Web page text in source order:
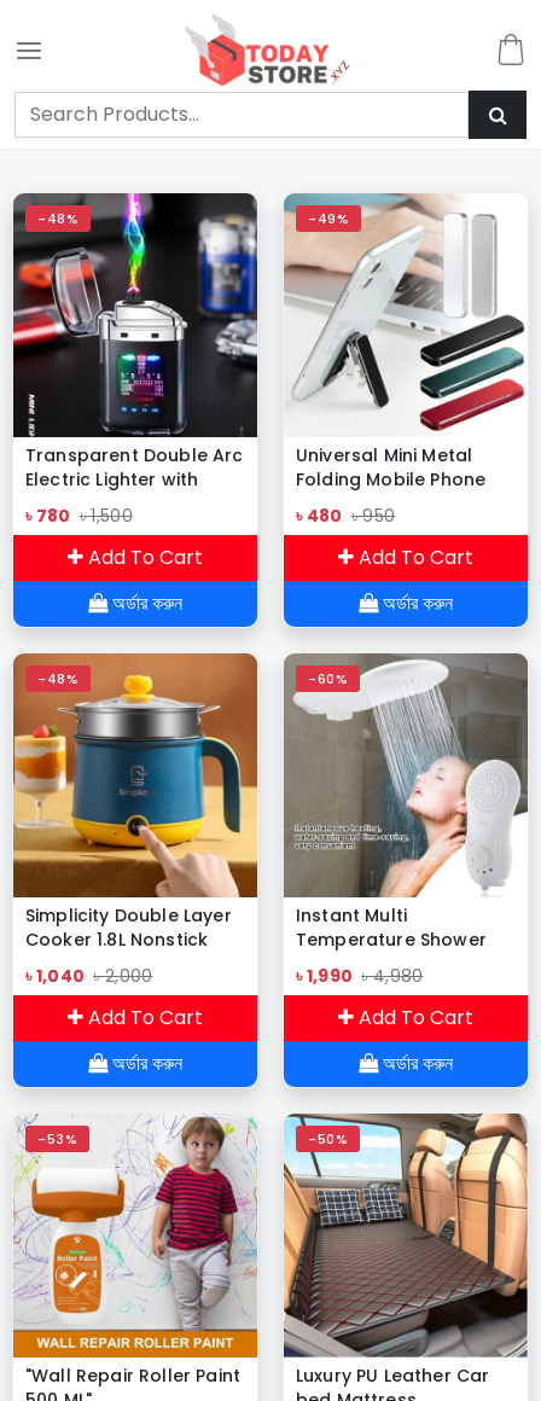
-48%
Transparent Double Arc
Electric Lighter with
Display
৳ 780 ৳ 1,500
Add To Cart
অর্ডার করুন
-49%
Universal Mini Metal
Folding Mobile Phone
Holder
৳ 480 ৳ 950
Add To Cart
অর্ডার করুন
-48%
Simplicity Double Layer
Cooker 1.8L Nonstick
Multifunction Hot Pot
৳ 1,040 ৳ 2,000
Add To Cart
অর্ডার করুন
-60%
Instant Multi
Temperature Shower
(H-Tec)
৳ 1,990 ৳ 4,980
Add To Cart
অর্ডার করুন
-53%
"Wall Repair Roller Paint
-50%
Luxury PU Leather Car